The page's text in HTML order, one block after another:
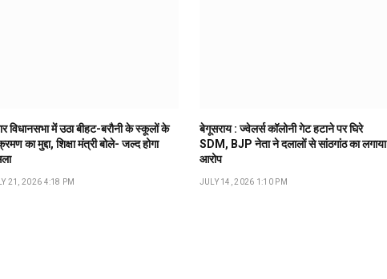
विधानसभा में उठा बीहट-बरौनी के स्कूलों के
का मुद्दा, शिक्षा मंत्री बोले- जल्द होगा
21, 2026 4:18 PM
बेगूसराय : ज्वेलर्स कॉलोनी गेट हटाने पर घिरे
SDM, BJP नेता ने दलालों से सांठगांठ का लगाया
आरोप
JULY 14, 2026 1:10 PM